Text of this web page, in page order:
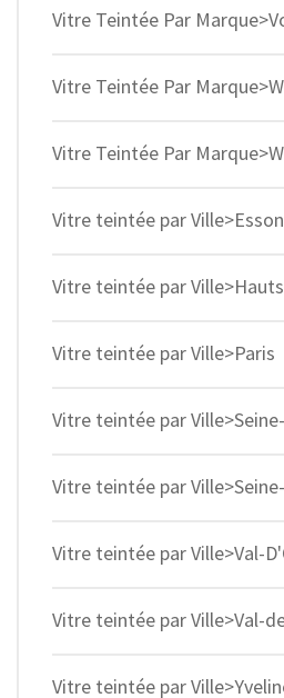
Vitre Teintée Par
Vitre Teintée Par
Vitre Teintée Par
Vitre teintée par
Vitre teintée par
Vitre teintée par Ville>Paris
Vitre teintée par
Vitre teintée par
Vitre teintée par Ville>Val-
Vitre teintée par Ville>Val-
Vitre teintée par